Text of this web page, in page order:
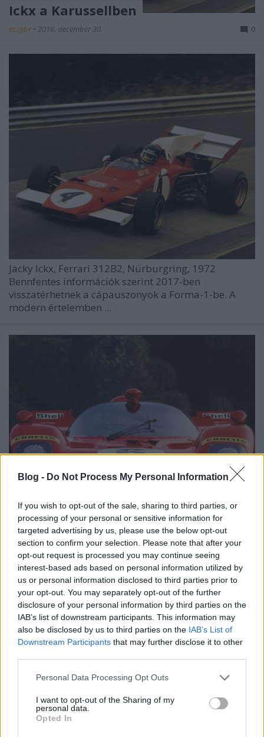
Blog - Do Not Process My Personal Information
If you wish to opt-out of the sale, sharing to third parties, or
processing of your personal or sensitive information for
targeted advertising by us, please use the below opt-out
section to confirm your selection. Please note that after your
opt-out request is processed you may continue seeing
interest-based ads based on personal information utilized by
us or personal information disclosed to third parties prior to
your opt-out. You may separately opt-out of the further
disclosure of your personal information by third parties on the
IAB’s list of downstream participants. This information may
also be disclosed by us to third parties on the IAB’s List of
Downstream Participants that may further disclose it to other
Please note that this website/app uses one or more Google
not limited to your visit or usage behaviour. You may click to
grant or deny consent to Google and its third-party tags to
use your data for below specified purposes in below Google
Personal Data Processing Opt Outs
I want to opt-out of the Sharing of my
personal data.
Opted In
Ickx a Karussellben
eszgbr • 2016. december 30. 0
Jacky Ickx, Ferrari 312B2, Nürburgring, 1972
Bennfentes információk szerint 2017-ben
visszatérhetnek a cápauszonyok a Forma-1-be. A
modern értelemben ...
Egy emlékezetes második - A Ferrari
512 S/M
eszgbr•2015. november 03.
"Senki nem emlékszik a második helyezettre, én
pedig sosem leszek az." Enzo Ferrarinak sok egyéb
mellett a vereségről is sarkalatos véleménye volt, de